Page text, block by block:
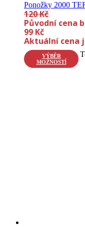
Ponožky 2000
120Kč
Původní cena
99 Kč
Aktuální cena
VÝBĚR
MOŽNOSTÍ